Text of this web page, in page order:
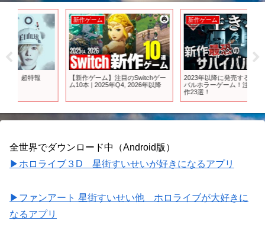
新作ゲーム
【新作ゲーム】注目のSwitchゲー
ム10本 | 2025年Q4, 2026年以降
新作ゲーム
2023年以降に発売する新作サバイ
バルホラーゲーム！注目の超期待
全世界でダウンロード中（Android版）
▶ホロライブ３D 星街すいせいが好きになるアプリ
▶ファンアート 星街すいせい他 ホロライブが大好きに
なるアプリ